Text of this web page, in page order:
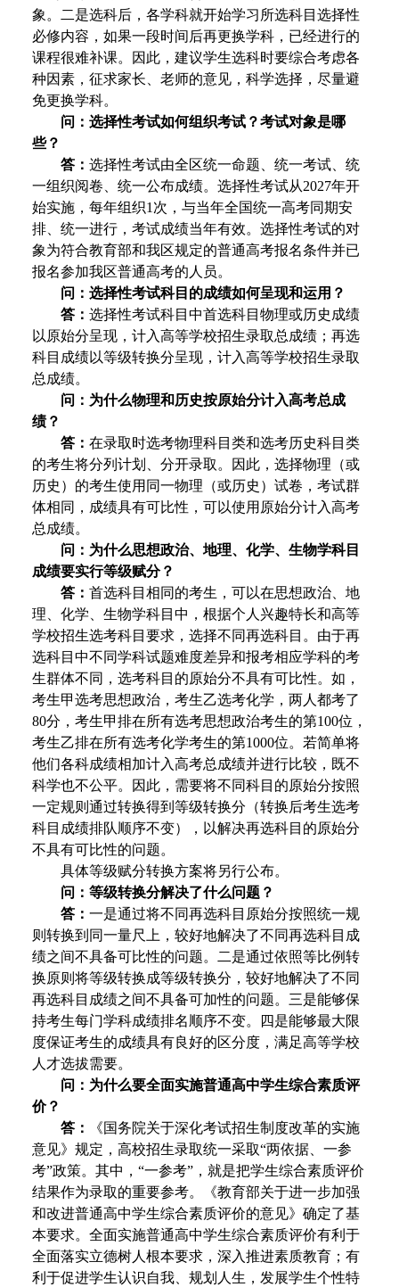
象。二是选科后，各学科就开始学习所选科目选择性
必修内容，如果一段时间后再更换学科，已经进行的
课程很难补课。因此，建议学生选科时要综合考虑各
种因素，征求家长、老师的意见，科学选择，尽量避
免更换学科。
问：选择性考试如何组织考试？考试对象是哪
些？
答： 选择性考试由全区统一命题、统一考试、统
一组织阅卷、统一公布成绩。选择性考试从2027年开
始实施，每年组织1次，与当年全国统一高考同期安
排、统一进行，考试成绩当年有效。选择性考试的对
象为符合教育部和我区规定的普通高考报名条件并已
报名参加我区普通高考的人员。
问：选择性考试科目的成绩如何呈现和运用？
答： 选择性考试科目中首选科目物理或历史成绩
以原始分呈现，计入高等学校招生录取总成绩；再选
科目成绩以等级转换分呈现，计入高等学校招生录取
总成绩。
问：为什么物理和历史按原始分计入高考总成
绩？
答： 在录取时选考物理科目类和选考历史科目类
的考生将分列计划、分开录取。因此，选择物理（或
历史）的考生使用同一物理（或历史）试卷，考试群
体相同，成绩具有可比性，可以使用原始分计入高考
总成绩。
问：为什么思想政治、地理、化学、生物学科目
成绩要实行等级赋分？
答： 首选科目相同的考生，可以在思想政治、地
理、化学、生物学科目中，根据个人兴趣特长和高等
学校招生选考科目要求，选择不同再选科目。由于再
选科目中不同学科试题难度差异和报考相应学科的考
生群体不同，选考科目的原始分不具有可比性。如，
考生甲选考思想政治，考生乙选考化学，两人都考了
80分，考生甲排在所有选考思想政治考生的第100位，
考生乙排在所有选考化学考生的第1000位。若简单将
他们各科成绩相加计入高考总成绩并进行比较，既不
科学也不公平。因此，需要将不同科目的原始分按照
一定规则通过转换得到等级转换分（转换后考生选考
科目成绩排队顺序不变），以解决再选科目的原始分
不具有可比性的问题。
具体等级赋分转换方案将另行公布。
问：等级转换分解决了什么问题？
答： 一是通过将不同再选科目原始分按照统一规
则转换到同一量尺上，较好地解决了不同再选科目成
绩之间不具备可比性的问题。二是通过依照等比例转
换原则将等级转换成等级转换分，较好地解决了不同
再选科目成绩之间不具备可加性的问题。三是能够保
持考生每门学科成绩排名顺序不变。四是能够最大限
度保证考生的成绩具有良好的区分度，满足高等学校
人才选拔需要。
问：为什么要全面实施普通高中学生综合素质评
价？
答：
《国务院关于深化考试招生制度改革的实施
意见》规定，高校招生录取统一采取“两依据、一参
考”政策。其中，“一参考”，就是把学生综合素质评价
结果作为录取的重要参考。《教育部关于进一步加强
和改进普通高中学生综合素质评价的意见》确定了基
本要求。全面实施普通高中学生综合素质评价有利于
全面落实立德树人根本要求，深入推进素质教育；有
利于促进学生认识自我、规划人生，发展学生个性特